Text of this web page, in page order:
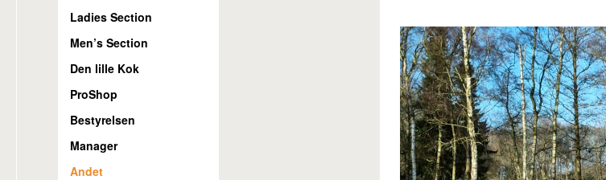
Ladies Section
Men’s Section
Den lille Kok
ProShop
Bestyrelsen
Manager
Andet